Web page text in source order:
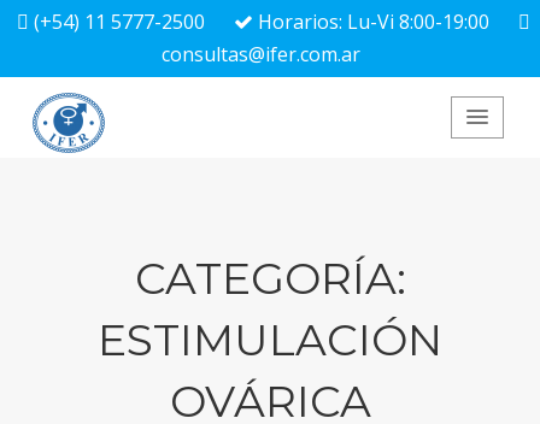
(+54) 11 5777-2500
Horarios: Lu-Vi 8:00-19:00
consultas@ifer.com.ar
CATEGORÍA:
ESTIMULACIÓN
OVÁRICA